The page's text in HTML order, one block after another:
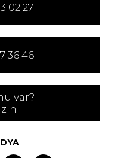
02 27
36 46
var?